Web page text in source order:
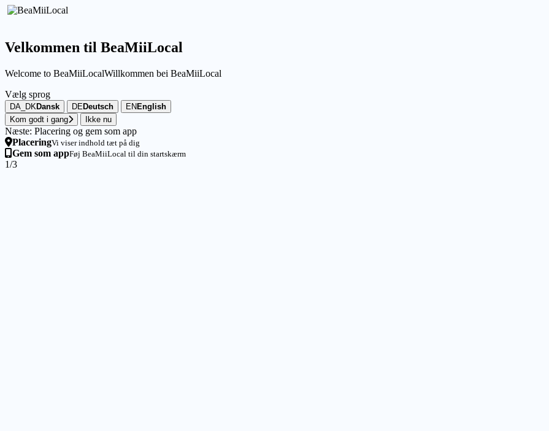
Velkommen til BeaMiiLocal
Welcome to BeaMiiLocalWillkommen bei BeaMiiLocal
Vælg sprog
DA_DK Dansk DE Deutsch EN English
Kom godt i gang
Ikke nu
Næste: Placering og gem som app
PlaceringVi viser indhold tæt på dig
Gem som appFøj BeaMiiLocal til din startskærm
1/3